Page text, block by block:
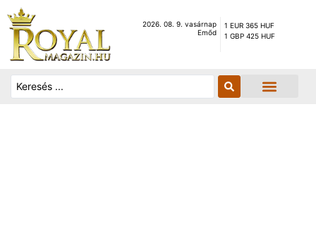
2026. 08. 9. vasárnap
Emőd
1 EUR 365 HUF
1 GBP 425 HUF